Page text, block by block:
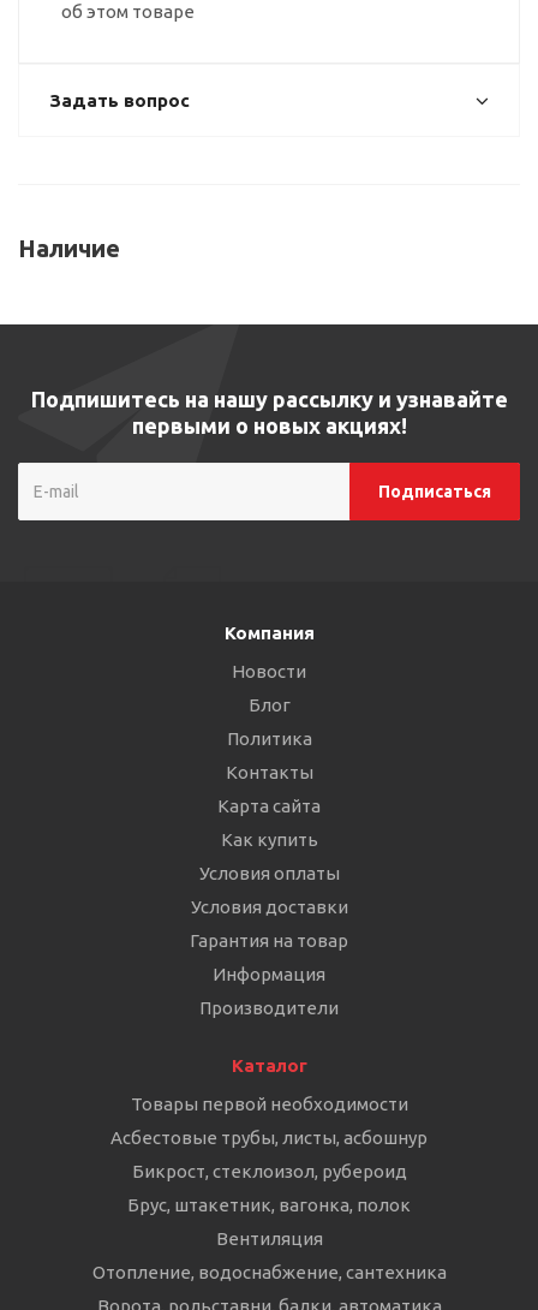
об этом товаре
Задать вопрос
Наличие
Подпишитесь на нашу рассылку и узнавайте
первыми о новых акциях!
Компания
Новости
Блог
Политика
Контакты
Карта сайта
Как купить
Условия оплаты
Условия доставки
Гарантия на товар
Информация
Производители
Каталог
Товары первой необходимости
Асбестовые трубы, листы, асбошнур
Бикрост, стеклоизол, рубероид
Брус, штакетник, вагонка, полок
Вентиляция
Отопление, водоснабжение, сантехника
Ворота, рольставни, балки, автоматика